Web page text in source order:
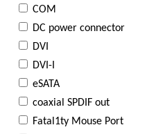
COM
DC power connector
DVI
DVI-I
eSATA
coaxial SPDIF out
Fatal1ty Mouse Port